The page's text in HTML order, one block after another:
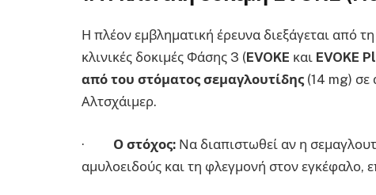
Η πλέον εμβληματική έρευνα διεξάγεται από
κλινικές δοκιμές Φάσης 3 (EVOKE και EVOKE
από του στόματος σεμαγλουτίδης (14 mg) σε
Αλτσχάιμερ.
· Ο στόχος: Να διαπιστωθεί αν η
αμυλοειδούς και τη φλεγμονή στον εγκέφαλο,